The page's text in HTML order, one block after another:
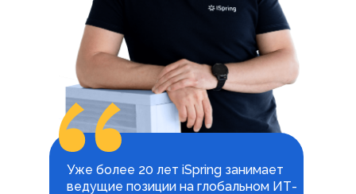
Уже более 20 лет iSpring занимает
ведущие позиции на глобальном ИТ-